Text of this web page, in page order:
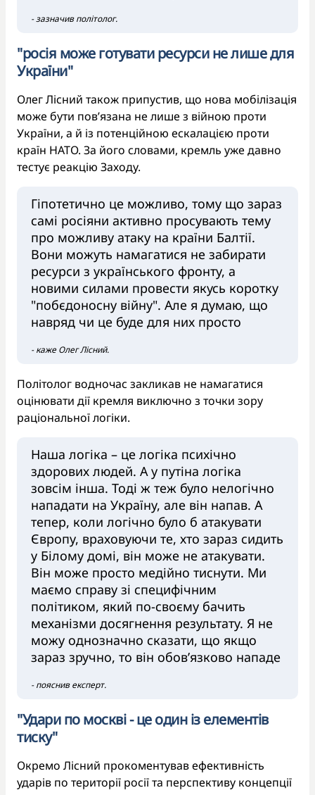
- зазначив політолог.
"росія може готувати ресурси не лише для
України"
Олег Лісний також припустив, що нова мобілізація
може бути пов’язана не лише з війною проти
України, а й із потенційною ескалацією проти
країн НАТО. За його словами, кремль уже давно
тестує реакцію Заходу.
Гіпотетично це можливо, тому що зараз
самі росіяни активно просувають тему
про можливу атаку на країни Балтії.
Вони можуть намагатися не забирати
ресурси з українського фронту, а
новими силами провести якусь коротку
"побєдоносну війну". Але я думаю, що
навряд чи це буде для них просто
- каже Олег Лісний.
Політолог водночас закликав не намагатися
оцінювати дії кремля виключно з точки зору
раціональної логіки.
Наша логіка – це логіка психічно
здорових людей. А у путіна логіка
зовсім інша. Тоді ж теж було нелогічно
нападати на Україну, але він напав. А
тепер, коли логічно було б атакувати
Європу, враховуючи те, хто зараз сидить
у Білому домі, він може не атакувати.
Він може просто медійно тиснути. Ми
маємо справу зі специфічним
політиком, який по-своєму бачить
механізми досягнення результату. Я не
можу однозначно сказати, що якщо
зараз зручно, то він обов’язково нападе
- пояснив експерт.
"Удари по москві - це один із елементів
тиску"
Окремо Лісний прокоментував ефективність
ударів по території росії та перспективу концепції